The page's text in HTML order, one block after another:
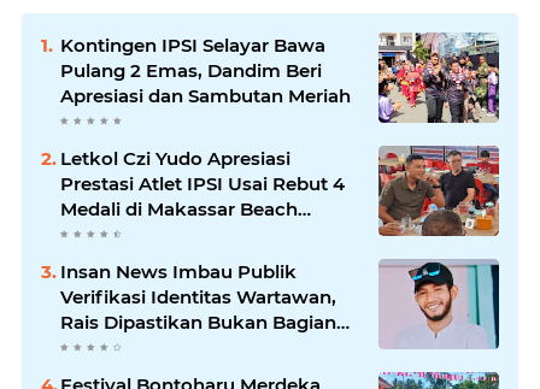
Kontingen IPSI Selayar Bawa
Pulang 2 Emas, Dandim Beri
Apresiasi dan Sambutan Meriah
Letkol Czi Yudo Apresiasi
Prestasi Atlet IPSI Usai Rebut 4
Medali di Makassar Beach
Championship
Insan News Imbau Publik
Verifikasi Identitas Wartawan,
Rais Dipastikan Bukan Bagian
Redaksi